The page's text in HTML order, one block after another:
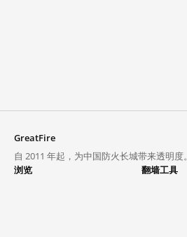
GreatFire
自 2011 年起，为中国防火长城带来透明度。
浏览
翻墙工具